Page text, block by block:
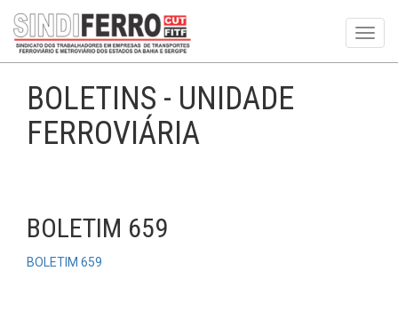
BOLETINS - UNIDADE
FERROVIÁRIA
BOLETIM 659
BOLETIM 659